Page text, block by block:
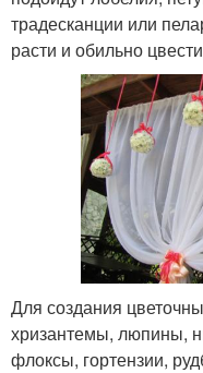
традесканции или
расти и обильно
Для создания
хризантемы, люпины,
флоксы, гортензии,